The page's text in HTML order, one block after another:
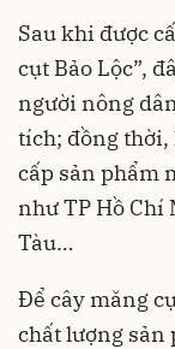
Sau khi được
cụt Bảo Lộc”,
người nông
tích; đồng
cấp sản phẩm
như TP Hồ
Tàu…
Để cây măng
chất lượng sản